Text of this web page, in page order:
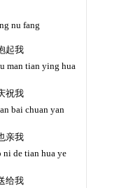
nu fang
起我
man tian ying hua
祝我
bai chuan yan
亲我
de tian hua ye
给我